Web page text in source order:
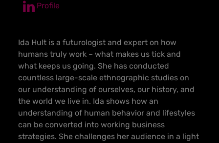
Profile
Ida Hult is a futurologist and expert on how
humans truly work – what makes us tick and
what keeps us going. She has conducted
countless large-scale ethnographic studies on
our understanding of ourselves, our history, and
the world we live in. Ida shows how an
understanding of human behavior and lifestyles
can be converted into working business
strategies. She challenges her audience in a light